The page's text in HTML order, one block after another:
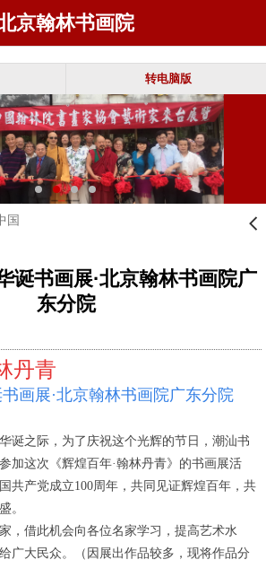
京翰林书画院
转电脑版
国 󰊒
诞书画展·北京翰林书画院广
东分院
丹青
画展·北京翰林书画院广东分院
诞之际，为了庆祝这个光辉的节日，潮汕书
加这次《辉煌百年·翰林丹青》的书画展活
共产党成立100周年，共同见证辉煌百年，共
。
，借此机会向各位名家学习，提高艺术水
广大民众。（因展出作品较多，现将作品分